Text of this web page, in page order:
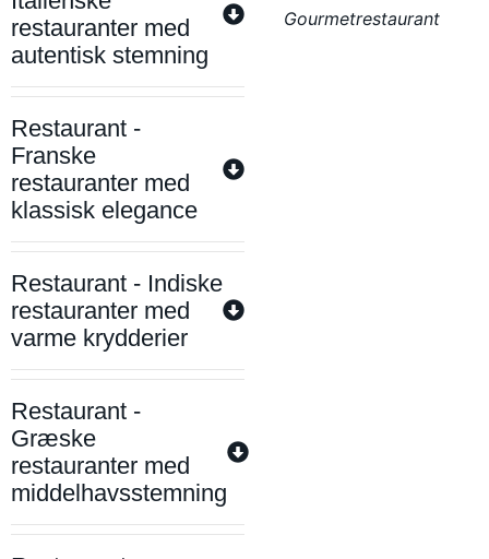
restauranter med
autentisk stemning
Restaurant -
Franske
restauranter med
klassisk elegance
Restaurant - Indiske
restauranter med
varme krydderier
Restaurant -
Græske
restauranter med
middelhavsstemning
Gourmetrestaurant